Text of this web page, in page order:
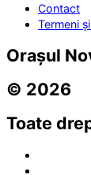
Contact
Termeni
Orașul
© 2026
Toate